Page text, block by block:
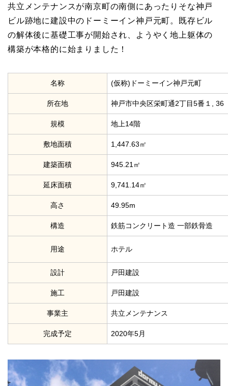
共立メンテナンスが南京町の南側にあったりそな神戸
ビル跡地に建設中のドーミーイン神戸元町。既存ビル
の解体後に基礎工事が開始され、ようやく地上躯体の
構築が本格的に始まりました！
名称 (仮称)ドーミーイン神戸元町
所在地 神戸市中央区栄町通2丁目5番１, 36
規模 地上14階
敷地面積 1,447.63㎡
建築面積 945.21㎡
延床面積 9,741.14㎡
高さ 49.95m
構造 鉄筋コンクリート造 一部鉄骨造
用途 ホテル
設計 戸田建設
施工 戸田建設
事業主 共立メンテナンス
完成予定 2020年5月